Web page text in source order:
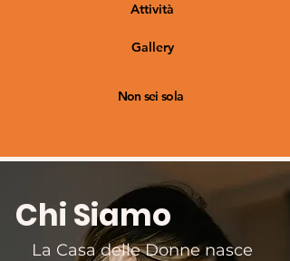
Attività
Gallery
Non sei sola
Chi Siamo
La Casa delle Donne nasce